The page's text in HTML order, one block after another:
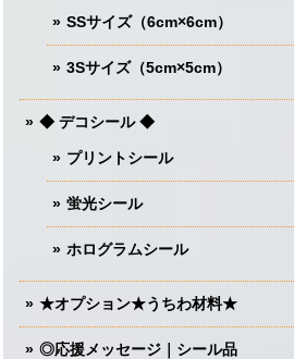
SSサイズ（6cm×6cm）
3Sサイズ（5cm×5cm）
◆ デコシール ◆
プリントシール
蛍光シール
ホログラムシール
★オプション★うちわ材料★
◎応援メッセージ｜シール品